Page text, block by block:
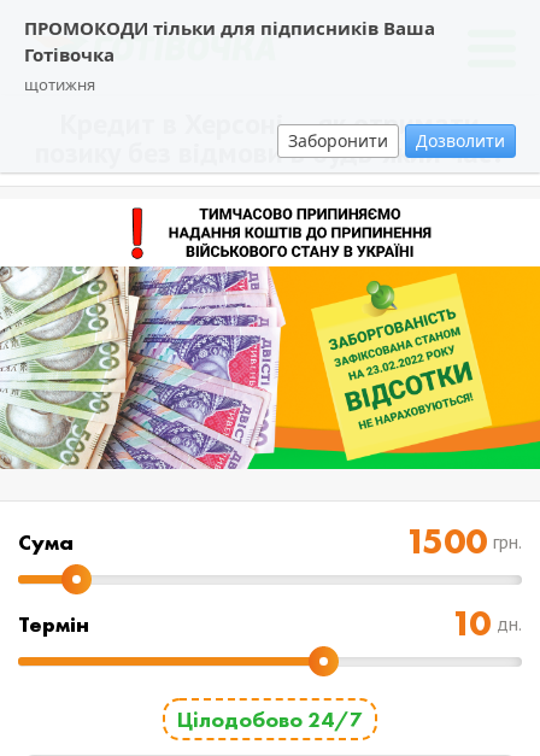
ПРОМОКОДИ тільки для підписників Ваша
Готівочка
щотижня
Заборонити Дозволити
Кредит в Херсоні — як отримати
позику без відмови в будь-який час?
Cума грн.
Термін дн.
Цілодобово 24/7